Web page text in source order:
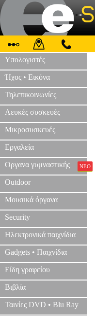
Υπολογιστές
Ήχος • Εικόνα
Τηλεπικοινωνίες
Λευκές συσκευές
Μικροσυσκευές
Εργαλεία
Οργανα γυμναστικής ΝΕΟ
Outdoor
Μουσικά όργανα
Security
Ηλεκτρονικά παιχνίδια
Gadgets • Παιχνίδια
Είδη γραφείου
Βιβλία
Ταινίες DVD • Blu Ray